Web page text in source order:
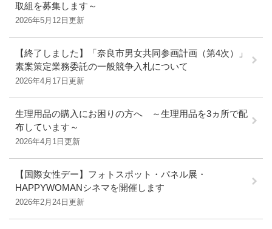
取組を募集します～
2026年5月12日更新
【終了しました】「奈良市男女共同参画計画（第4次）」
素案策定業務委託の一般競争入札について
2026年4月17日更新
生理用品の購入にお困りの方へ ～生理用品を3ヵ所で配
布しています～
2026年4月1日更新
【国際女性デー】フォトスポット・パネル展・
HAPPYWOMANシネマを開催します
2026年2月24日更新